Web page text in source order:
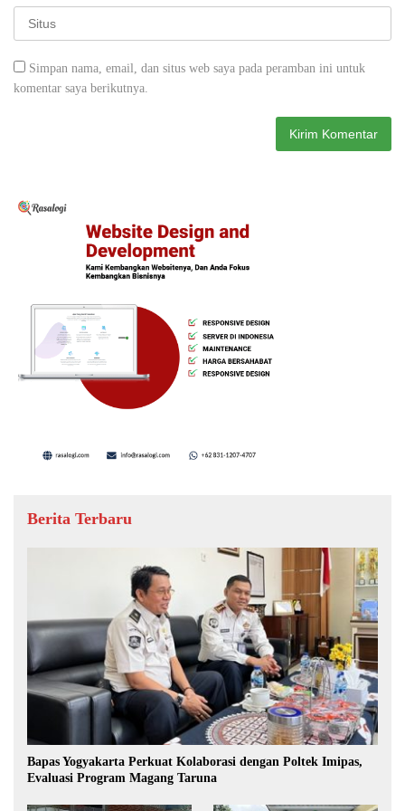
Simpan nama, email, dan situs web saya pada peramban ini untuk
komentar saya berikutnya.
Berita Terbaru
Bapas Yogyakarta Perkuat Kolaborasi dengan Poltek Imipas,
Evaluasi Program Magang Taruna